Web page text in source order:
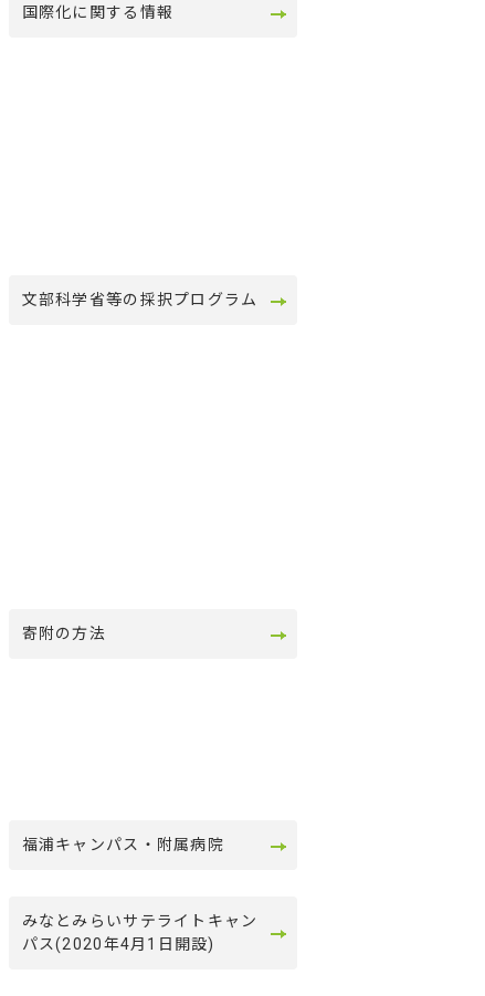
国際化に関する情報
文部科学省等の採択プログラム
寄附の方法
福浦キャンパス・附属病院
みなとみらいサテライトキャン
パス(2020年4月1日開設)